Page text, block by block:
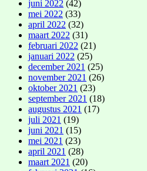
juni 2022 (42)
mei 2022 (33)
april 2022 (32)
maart 2022 (31)
februari 2022 (21)
januari 2022 (25)
december 2021 (25)
november 2021 (26)
oktober 2021 (23)
september 2021 (18)
augustus 2021 (17)
juli 2021 (19)
juni 2021 (15)
mei 2021 (23)
april 2021 (28)
maart 2021 (20)